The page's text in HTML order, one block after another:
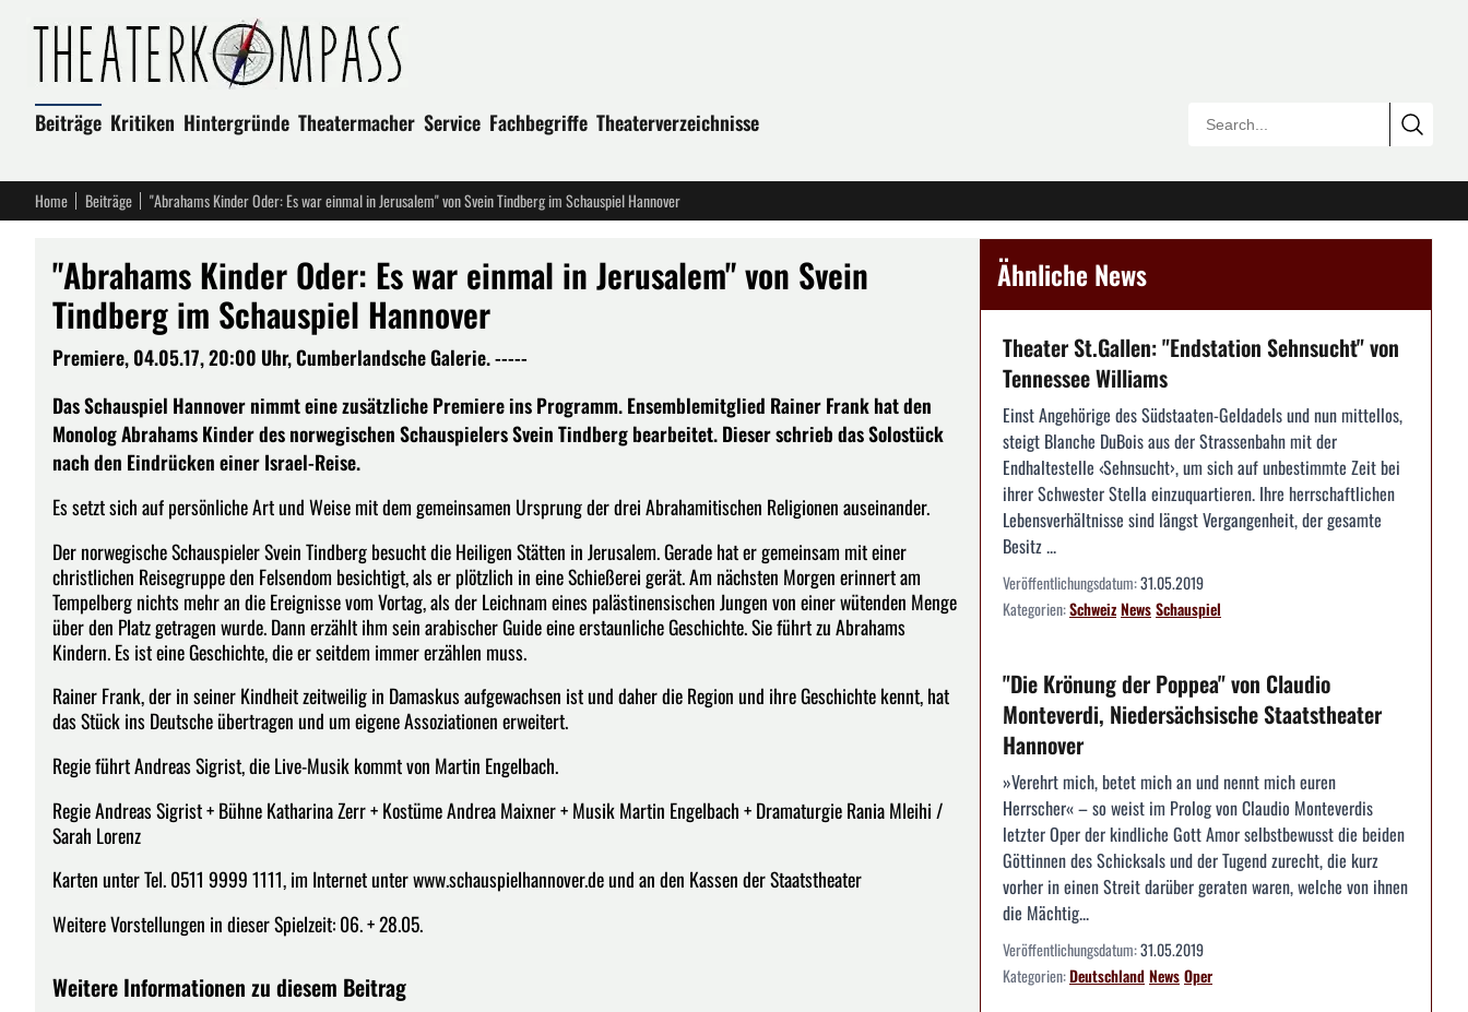
Beiträge Kritiken Hintergründe Theatermacher Service Fachbegriffe Theaterverzeichnisse
Home Beiträge "Abrahams Kinder Oder: Es war einmal in Jerusalem" von Svein Tindberg im Schauspiel Hannover
"Abrahams Kinder Oder: Es war einmal in Jerusalem" von Svein
Tindberg im Schauspiel Hannover
Premiere, 04.05.17, 20:00 Uhr, Cumberlandsche Galerie. -----
Das Schauspiel Hannover nimmt eine zusätzliche Premiere ins Programm. Ensemblemitglied Rainer Frank hat den
Monolog Abrahams Kinder des norwegischen Schauspielers Svein Tindberg bearbeitet. Dieser schrieb das Solostück
nach den Eindrücken einer Israel-Reise.
Es setzt sich auf persönliche Art und Weise mit dem gemeinsamen Ursprung der drei Abrahamitischen Religionen auseinander.
Der norwegische Schauspieler Svein Tindberg besucht die Heiligen Stätten in Jerusalem. Gerade hat er gemeinsam mit einer
christlichen Reisegruppe den Felsendom besichtigt, als er plötzlich in eine Schießerei gerät. Am nächsten Morgen erinnert am
Tempelberg nichts mehr an die Ereignisse vom Vortag, als der Leichnam eines palästinensischen Jungen von einer wütenden Menge
über den Platz getragen wurde. Dann erzählt ihm sein arabischer Guide eine erstaunliche Geschichte. Sie führt zu Abrahams
Kindern. Es ist eine Geschichte, die er seitdem immer erzählen muss.
Rainer Frank, der in seiner Kindheit zeitweilig in Damaskus aufgewachsen ist und daher die Region und ihre Geschichte kennt, hat
das Stück ins Deutsche übertragen und um eigene Assoziationen erweitert.
Regie führt Andreas Sigrist, die Live-Musik kommt von Martin Engelbach.
Regie Andreas Sigrist + Bühne Katharina Zerr + Kostüme Andrea Maixner + Musik Martin Engelbach + Dramaturgie Rania Mleihi /
Sarah Lorenz
Karten unter Tel. 0511 9999 1111, im Internet unter www.schauspielhannover.de und an den Kassen der Staatstheater
Weitere Vorstellungen in dieser Spielzeit: 06. + 28.05.
Weitere Informationen zu diesem Beitrag
Ähnliche News
Theater St.Gallen: "Endstation Sehnsucht" von
Tennessee Williams
Einst Angehörige des Südstaaten-Geldadels und nun mittellos,
steigt Blanche DuBois aus der Strassenbahn mit der
Endhaltestelle ‹Sehnsucht›, um sich auf unbestimmte Zeit bei
ihrer Schwester Stella einzuquartieren. Ihre herrschaftlichen
Lebensverhältnisse sind längst Vergangenheit, der gesamte
Besitz ...
Veröffentlichungsdatum:31.05.2019
Kategorien:SchweizNewsSchauspiel
"Die Krönung der Poppea" von Claudio
Monteverdi, Niedersächsische Staatstheater
Hannover
»Verehrt mich, betet mich an und nennt mich euren
Herrscher« – so weist im Prolog von Claudio Monteverdis
letzter Oper der kindliche Gott Amor selbstbewusst die beiden
Göttinnen des Schicksals und der Tugend zurecht, die kurz
vorher in einen Streit darüber geraten waren, welche von ihnen
die Mächtig...
Veröffentlichungsdatum:31.05.2019
Kategorien:DeutschlandNewsOper